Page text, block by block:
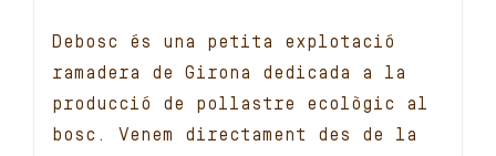
Debosc és una petita explotació
ramadera de Girona dedicada a la
producció de pollastre ecològic al
bosc. Venem directament des de la